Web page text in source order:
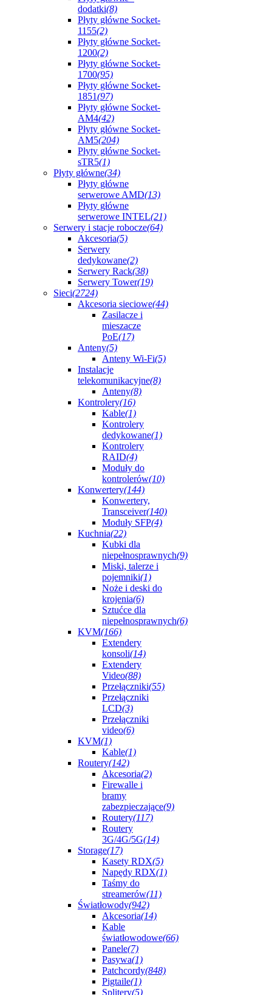
dodatki(8)
Płyty główne Socket-
1155(2)
Płyty główne Socket-
1200(2)
Płyty główne Socket-
1700(95)
Płyty główne Socket-
1851(97)
Płyty główne Socket-
AM4(42)
Płyty główne Socket-
AM5(204)
Płyty główne Socket-
sTR5(1)
Płyty główne(34)
Płyty główne
serwerowe AMD(13)
Płyty główne
serwerowe INTEL(21)
Serwery i stacje robocze(64)
Akcesoria(5)
Serwery
dedykowane(2)
Serwery Rack(38)
Serwery Tower(19)
Sieci(2724)
Akcesoria sieciowe(44)
Zasilacze i
mieszacze
PoE(17)
Anteny(5)
Anteny Wi-Fi(5)
Instalacje
telekomunikacyjne(8)
Anteny(8)
Kontrolery(16)
Kable(1)
Kontrolery
dedykowane(1)
Kontrolery
RAID(4)
Moduły do
kontrolerów(10)
Konwertery(144)
Konwertery,
Transceiver(140)
Moduły SFP(4)
Kuchnia(22)
Kubki dla
niepełnosprawnych(9)
Miski, talerze i
pojemniki(1)
Noże i deski do
krojenia(6)
Sztućce dla
niepełnosprawnych(6)
KVM(166)
Extendery
konsoli(14)
Extendery
Video(88)
Przełączniki(55)
Przełączniki
LCD(3)
Przełączniki
video(6)
KVM(1)
Kable(1)
Routery(142)
Akcesoria(2)
Firewalle i
bramy
zabezpieczające(9)
Routery(117)
Routery
3G/4G/5G(14)
Storage(17)
Kasety RDX(5)
Napędy RDX(1)
Taśmy do
streamerów(11)
Światłowody(942)
Akcesoria(14)
Kable
światłowodowe(66)
Panele(7)
Pasywa(1)
Patchcordy(848)
Pigtaile(1)
Splitery(5)